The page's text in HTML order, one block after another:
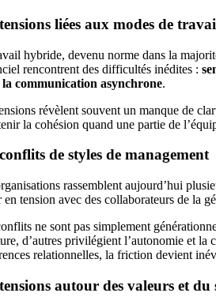
liées aux modes de
hybride, devenu norme dans la
rencontrent des difficultés inédites :
la communication asynchrone.
révèlent souvent un manque de
la cohésion quand une partie de
de styles de management
rassemblent aujourd’hui
en tension avec des collaborateurs de la
ne sont pas simplement
d’autres privilégient l’autonomie et la
relationnelles, la friction devient
autour des valeurs et du